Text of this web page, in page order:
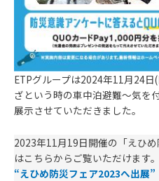
ETPグループは2024年11月24
ざという時の車中泊避難～気を
展示させていただきました。
2023年11月19日開催の「えひ
はこちらからご覧いただけます。
“えひめ防災フェア2023へ出展”